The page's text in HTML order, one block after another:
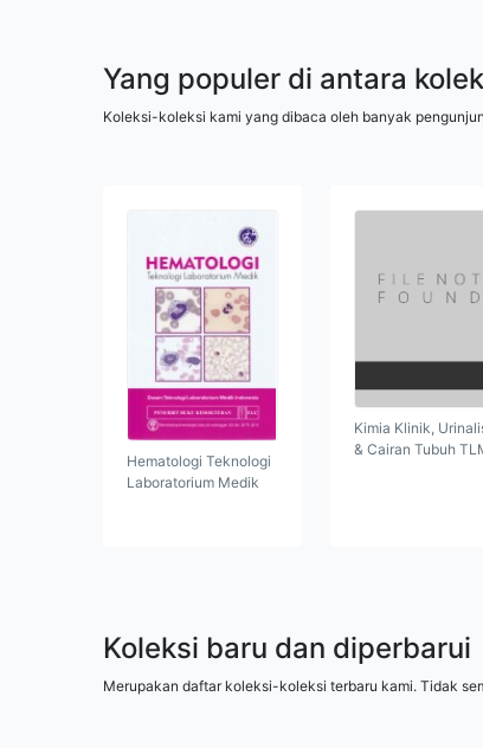
Yang populer di antara
Koleksi-koleksi kami yang dibaca oleh banyak
Hematologi Teknologi
Laboratorium Medik
Kimia Klinik,
& Cairan Tubuh
Koleksi baru dan diperbarui
Merupakan daftar koleksi-koleksi terbaru kami. Tidak